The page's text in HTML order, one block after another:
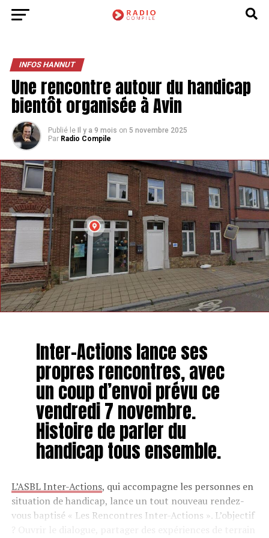
INFOS HANNUT
Une rencontre autour du handicap
bientôt organisée à Avin
Publié le Il y a 9 mois on 5 novembre 2025
Par Radio Compile
Inter-Actions lance ses
propres rencontres, avec
un coup d’envoi prévu ce
vendredi 7 novembre.
Histoire de parler du
handicap tous ensemble.
L’ASBL Inter-Actions, qui accompagne les personnes en
situation de handicap, lance un tout nouveau rendez-
vous baptisé « Les Rencontres Inter-Actions ». L’objectif